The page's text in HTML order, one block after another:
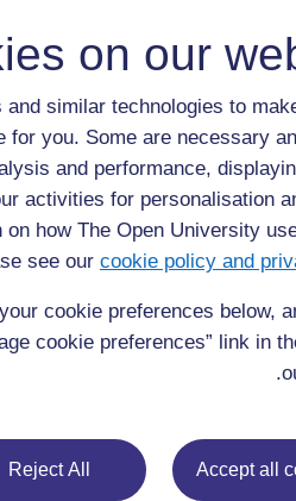
on our
similar technologies to
you. Some are necessary
and performance,
activities for personalisation
how The Open University
see our cookie policy and
cookie preferences below,
cookie preferences” link in
Accept all
Reject All
الموقع.